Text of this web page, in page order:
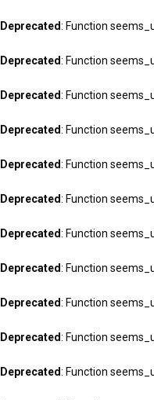
Deprecated: Function
Deprecated: Function
Deprecated: Function
Deprecated: Function
Deprecated: Function
Deprecated: Function
Deprecated: Function
Deprecated: Function
Deprecated: Function
Deprecated: Function
Deprecated: Function